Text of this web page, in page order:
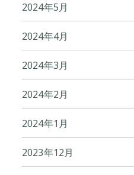
2024年5月
2024年4月
2024年3月
2024年2月
2024年1月
2023年12月